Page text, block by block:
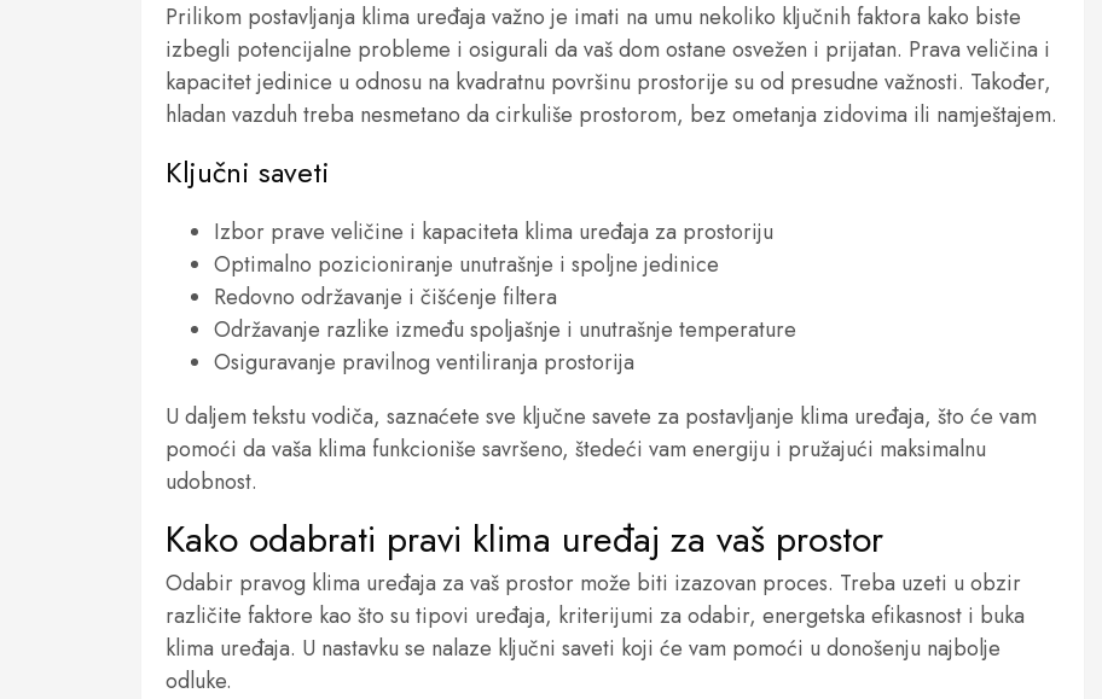
Prilikom postavljanja klima uređaja važno je imati na umu nekoliko ključnih faktora kako biste
izbegli potencijalne probleme i osigurali da vaš dom ostane osvežen i prijatan. Prava veličina i
kapacitet jedinice u odnosu na kvadratnu površinu prostorije su od presudne važnosti. Također,
hladan vazduh treba nesmetano da cirkuliše prostorom, bez ometanja zidovima ili namještajem.
Ključni saveti
Izbor prave veličine i kapaciteta klima uređaja za prostoriju
Optimalno pozicioniranje unutrašnje i spoljne jedinice
Redovno održavanje i čišćenje filtera
Održavanje razlike između spoljašnje i unutrašnje temperature
Osiguravanje pravilnog ventiliranja prostorija
U daljem tekstu vodiča, saznaćete sve ključne savete za postavljanje klima uređaja, što će vam
pomoći da vaša klima funkcioniše savršeno, štedeći vam energiju i pružajući maksimalnu
udobnost.
Kako odabrati pravi klima uređaj za vaš prostor
Odabir pravog klima uređaja za vaš prostor može biti izazovan proces. Treba uzeti u obzir
različite faktore kao što su tipovi uređaja, kriterijumi za odabir, energetska efikasnost i buka
klima uređaja. U nastavku se nalaze ključni saveti koji će vam pomoći u donošenju najbolje
odluke.